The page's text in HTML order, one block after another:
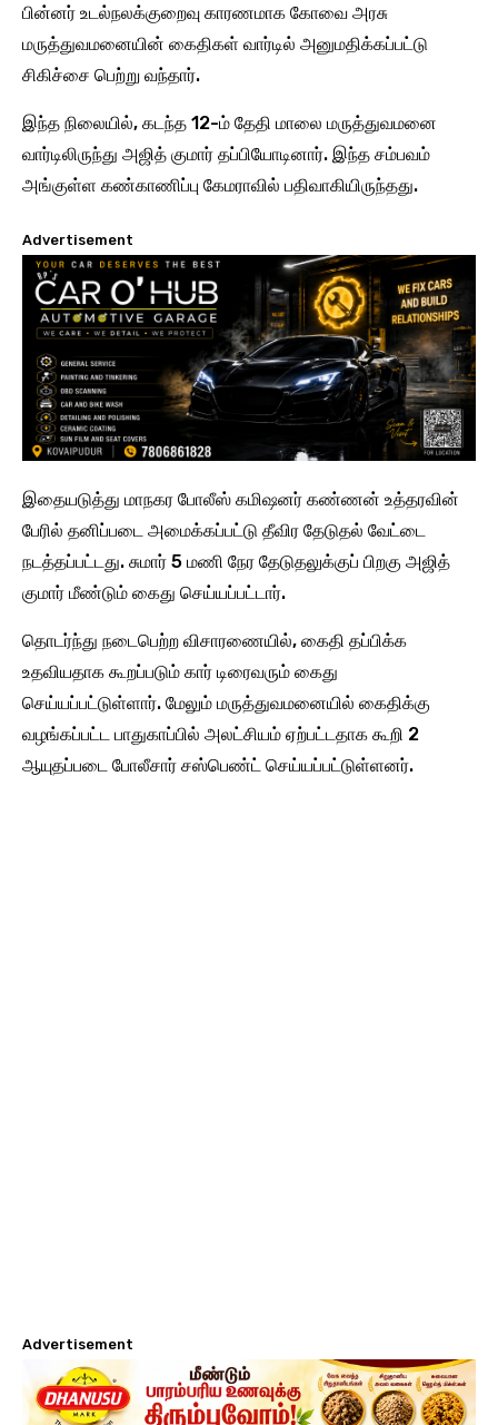
பின்னர் உடல்நலக்குறைவு காரணமாக கோவை அரசு
மருத்துவமனையின் கைதிகள் வார்டில் அனுமதிக்கப்பட்டு
சிகிச்சை பெற்று வந்தார்.
இந்த நிலையில், கடந்த 12-ம் தேதி மாலை மருத்துவமனை
வார்டிலிருந்து அஜித் குமார் தப்பியோடினார். இந்த சம்பவம்
அங்குள்ள கண்காணிப்பு கேமராவில் பதிவாகியிருந்தது.
Advertisement
இதையடுத்து மாநகர போலீஸ் கமிஷனர் கண்ணன் உத்தரவின்
பேரில் தனிப்படை அமைக்கப்பட்டு தீவிர தேடுதல் வேட்டை
நடத்தப்பட்டது. சுமார் 5 மணி நேர தேடுதலுக்குப் பிறகு அஜித்
குமார் மீண்டும் கைது செய்யப்பட்டார்.
தொடர்ந்து நடைபெற்ற விசாரணையில், கைதி தப்பிக்க
உதவியதாக கூறப்படும் கார் டிரைவரும் கைது
செய்யப்பட்டுள்ளார். மேலும் மருத்துவமனையில் கைதிக்கு
வழங்கப்பட்ட பாதுகாப்பில் அலட்சியம் ஏற்பட்டதாக கூறி 2
ஆயுதப்படை போலீசார் சஸ்பெண்ட் செய்யப்பட்டுள்ளனர்.
Advertisement